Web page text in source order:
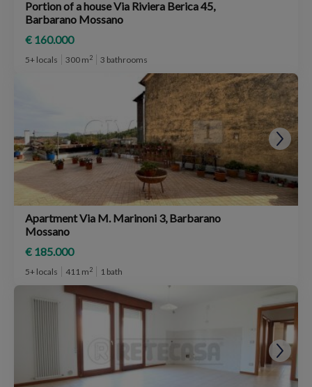
Portion of a house Via Riviera Berica 45,
Barbarano Mossano
€ 160.000
5+ locals 300 m2 3 bathrooms
Apartment Via M. Marinoni 3, Barbarano
Mossano
€ 185.000
5+ locals 411 m2 1 bath